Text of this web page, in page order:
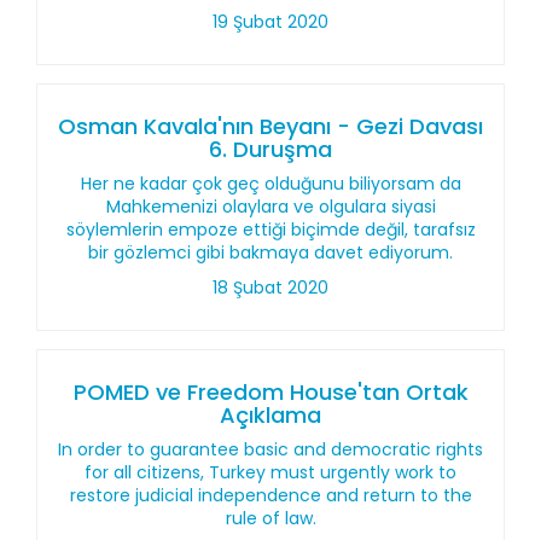
19 Şubat 2020
Osman Kavala'nın Beyanı - Gezi Davası
6. Duruşma
Her ne kadar çok geç olduğunu biliyorsam da
Mahkemenizi olaylara ve olgulara siyasi
söylemlerin empoze ettiği biçimde değil, tarafsız
bir gözlemci gibi bakmaya davet ediyorum.
18 Şubat 2020
POMED ve Freedom House'tan Ortak
Açıklama
In order to guarantee basic and democratic rights
for all citizens, Turkey must urgently work to
restore judicial independence and return to the
rule of law.